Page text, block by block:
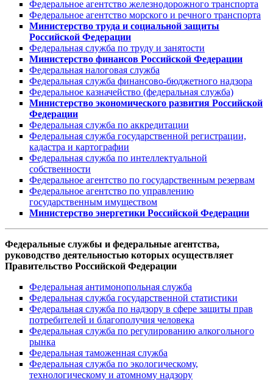
Федеральное агентство железнодорожного транспорта
Федеральное агентство морского и речного транспорта
Министерство труда и социальной защиты
Российской Федерации
Федеральная служба по труду и занятости
Министерство финансов Российской Федерации
Федеральная налоговая служба
Федеральная служба финансово-бюджетного надзора
Федеральное казначейство (федеральная служба)
Министерство экономического развития Российской
Федерации
Федеральная служба по аккредитации
Федеральная служба государственной регистрации,
кадастра и картографии
Федеральная служба по интеллектуальной
собственности
Федеральное агентство по государственным резервам
Федеральное агентство по управлению
государственным имуществом
Министерство энергетики Российской Федерации
Федеральные службы и федеральные агентства,
руководство деятельностью которых осуществляет
Правительство Российской Федерации
Федеральная антимонопольная служба
Федеральная служба государственной статистики
Федеральная служба по надзору в сфере защиты прав
потребителей и благополучия человека
Федеральная служба по регулированию алкогольного
рынка
Федеральная таможенная служба
Федеральная служба по экологическому,
технологическому и атомному надзору